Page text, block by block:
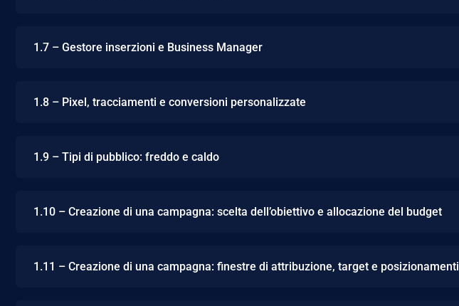
1.7 – Gestore inserzioni e Business Manager
1.8 – Pixel, tracciamenti e conversioni personalizzate
1.9 – Tipi di pubblico: freddo e caldo
1.10 – Creazione di una campagna: scelta dell’obiettivo e allocazione del budget
1.11 – Creazione di una campagna: finestre di attribuzione, target e posizionamenti